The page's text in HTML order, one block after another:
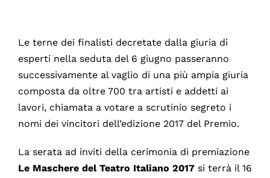
Le terne dei finalisti decretate dalla giuria di
esperti nella seduta del 6 giugno passeranno
successivamente al vaglio di una più ampia giuria
composta da oltre 700 tra artisti e addetti ai
lavori, chiamata a votare a scrutinio segreto i
nomi dei vincitori dell’edizione 2017 del Premio.
La serata ad inviti della cerimonia di premiazione
Le Maschere del Teatro Italiano 2017si terrà il 16